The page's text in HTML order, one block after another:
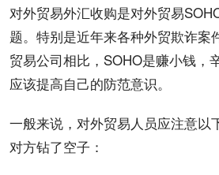
对外贸易外汇收购是对外贸易
题。特别是近年来各种外贸欺诈案
贸易公司相比，SOHO是赚小钱，
应该提高自己的防范意识。
一般来说，对外贸易人员应注意以
对方钻了空子：